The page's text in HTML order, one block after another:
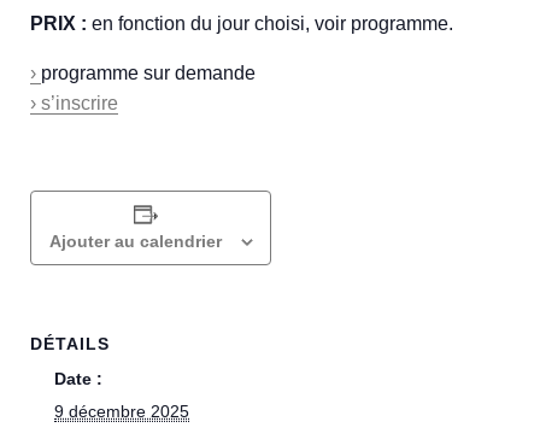
PRIX : en fonction du jour choisi, voir programme.
› programme sur demande
› s’inscrire
Ajouter au calendrier
DÉTAILS
Date :
9 décembre 2025